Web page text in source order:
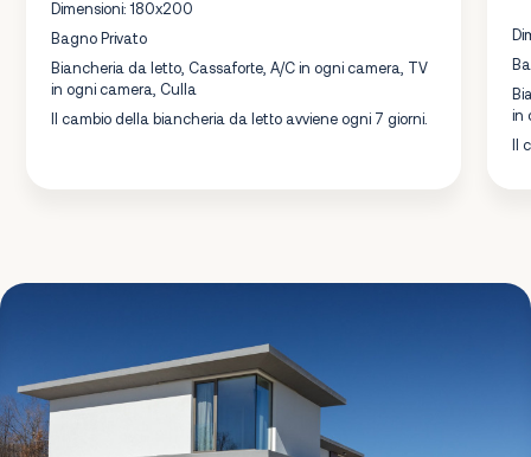
Dimensioni: 180x200
Bagno Privato
Biancheria da letto, Cassaforte, A/C in ogni camera, TV
in ogni camera, Culla
Il cambio della biancheria da letto avviene ogni 7 giorni.
in
Il